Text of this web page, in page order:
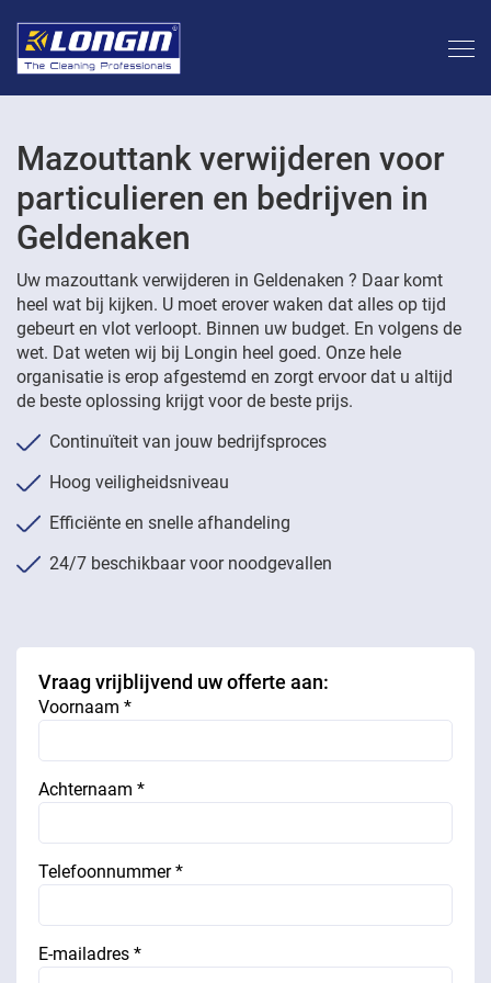
Mazouttank verwijderen voor
particulieren en bedrijven in
Geldenaken
Uw mazouttank verwijderen in Geldenaken ? Daar komt
heel wat bij kijken. U moet erover waken dat alles op tijd
gebeurt en vlot verloopt. Binnen uw budget. En volgens de
wet. Dat weten wij bij Longin heel goed. Onze hele
organisatie is erop afgestemd en zorgt ervoor dat u altijd
de beste oplossing krijgt voor de beste prijs.
Continuïteit van jouw bedrijfsproces
Hoog veiligheidsniveau
Efficiënte en snelle afhandeling
24/7 beschikbaar voor noodgevallen
Vraag vrijblijvend uw offerte aan:
Voornaam *
Achternaam *
Telefoonnummer *
E-mailadres *